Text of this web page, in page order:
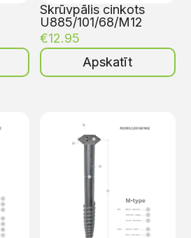
Skrūvpālis cinkots
U885/101/68/M12
€12.95
Apskatīt